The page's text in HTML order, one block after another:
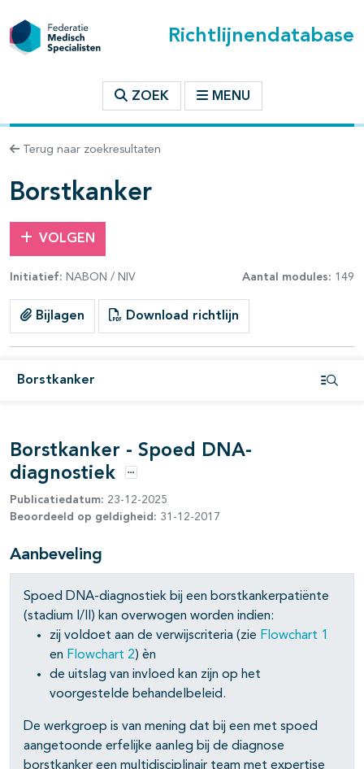
Richtlijnendatabase
ZOEK MENU
Terug naar zoekresultaten
Borstkanker
VOLGEN
Initiatief: NABON / NIV Aantal modules: 149
Bijlagen Download richtlijn
Borstkanker
binnen deze richtlijn
open- en dichtklappen
open- en dichtklappen
open- en dichtklappen
open- en dichtklappen
open- en dichtklappen
open- en dichtklappen
open- en dichtklappen
open- en dichtklappen
Borstkanker - Spoed DNA-
diagnostiek
Opties
Publicatiedatum: 23-12-2025
Beoordeeld op geldigheid: 31-12-2017
Aanbeveling
Spoed DNA-diagnostiek bij een borstkankerpatiënte
(stadium I/II) kan overwogen worden indien:
zij voldoet aan de verwijscriteria (zie Flowchart 1
en Flowchart 2) èn
de uitslag van invloed kan zijn op het
voorgestelde behandelbeleid.
De werkgroep is van mening dat bij een met spoed
aangetoonde erfelijke aanleg bij de diagnose
borstkanker een multidisciplinair team met expertise